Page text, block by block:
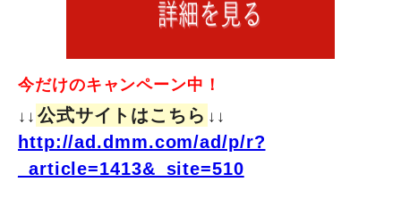
今だけのキャンペーン中！
↓↓ 公式サイトはこちら ↓↓
http://ad.dmm.com/ad/p/r?
_article=1413&_site=510